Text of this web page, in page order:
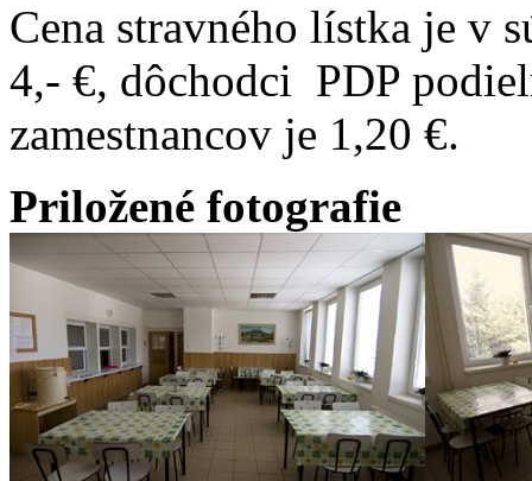
Cena stravného lístka je v
4,- €, dôchodci PDP
zamestnancov je 1,20 €.
Priložené fotografie